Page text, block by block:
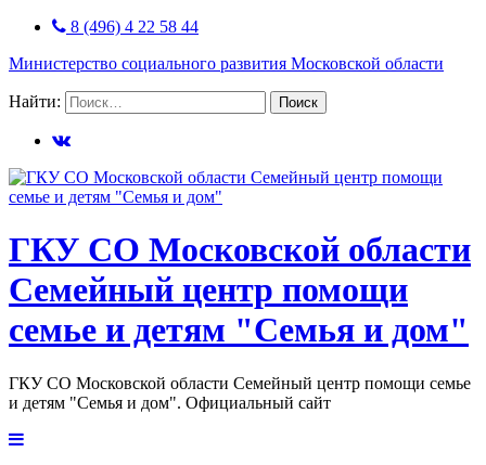
8 (496) 4 22 58 44
Министерство социального развития Московской области
Найти:
ГКУ СО Московской области
Семейный центр помощи
семье и детям "Семья и дом"
ГКУ СО Московской области Семейный центр помощи семье
и детям "Семья и дом". Официальный сайт